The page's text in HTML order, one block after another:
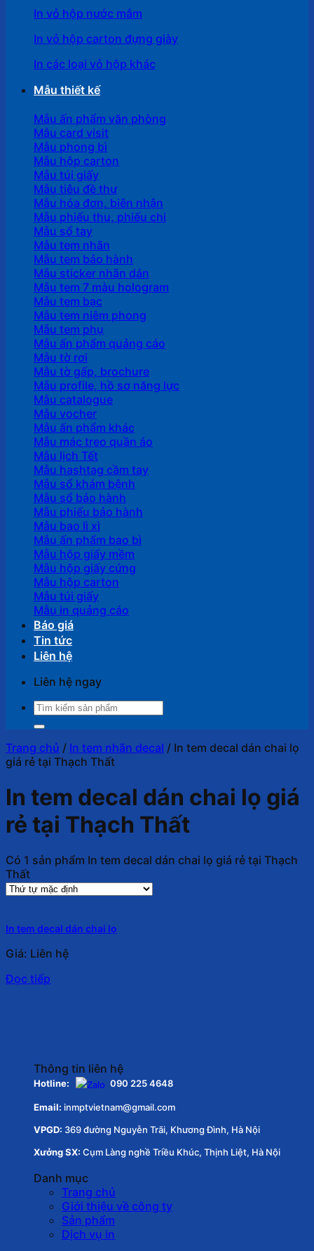
In vỏ hộp nước mắm
In vỏ hộp carton đựng giày
In các loại vỏ hộp khác
Mẫu thiết kế
Mẫu ấn phẩm văn phòng
Mẫu card visit
Mẫu phong bì
Mẫu hộp carton
Mẫu túi giấy
Mẫu tiêu đề thư
Mẫu hóa đơn, biên nhận
Mẫu phiếu thu, phiếu chi
Mẫu sổ tay
Mẫu tem nhãn
Mẫu tem bảo hành
Mẫu sticker nhãn dán
Mẫu tem 7 màu hologram
Mẫu tem bạc
Mẫu tem niêm phong
Mẫu tem phụ
Mẫu ấn phẩm quảng cáo
Mẫu tờ rơi
Mẫu tờ gấp, brochure
Mẫu profile, hồ sơ năng lực
Mẫu catalogue
Mẫu vocher
Mẫu ấn phẩm khác
Mẫu mác treo quần áo
Mẫu lịch Tết
Mẫu hashtag cầm tay
Mẫu sổ khám bệnh
Mẫu sổ bảo hành
Mẫu phiếu bảo hành
Mẫu bao lì xì
Mẫu ấn phẩm bao bì
Mẫu hộp giấy mềm
Mẫu hộp giấy cứng
Mẫu hộp carton
Mẫu túi giấy
Mẫu in quảng cáo
Báo giá
Tin tức
Liên hệ
Liên hệ ngay
Tìm
kiếm:
Trang chủ / In tem nhãn decal / In tem decal dán chai lọ
giá rẻ tại Thạch Thất
In tem decal dán chai lọ giá
rẻ tại Thạch Thất
Có 1 sản phẩm In tem decal dán chai lọ giá rẻ tại Thạch
Thất
In tem decal dán chai lọ
Giá: Liên hệ
Đọc tiếp
Thông tin liên hệ
Hotline: 090 225 4648
Email: inmptvietnam@gmail.com
VPGD: 369 đường Nguyễn Trãi, Khương Đình, Hà Nội
Xưởng SX: Cụm Làng nghề Triều Khúc, Thịnh Liệt, Hà Nội
Danh mục
Trang chủ
Giới thiệu về công ty
Sản phẩm
Dịch vụ in